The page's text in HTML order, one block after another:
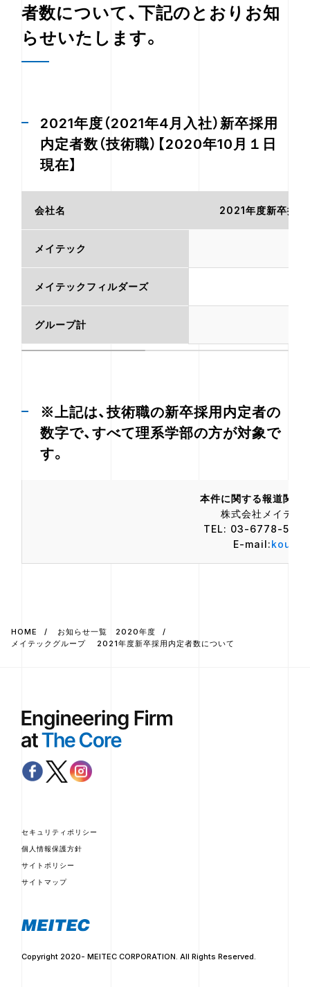
者数について、下記のとおりお知
らせいたします。
2021年度（2021年4月入社）新卒採用
内定者数（技術職）【2020年10月１日
現在】
会社名 2021年度新卒採用
メイテック
メイテックフィルダーズ
グループ計
※上記は、技術職の新卒採用内定者の
数字で、すべて理系学部の方が対象で
す。
本件に関する報道関係
株式会社メイテッ
TEL: 03-6778-
E-mail:
HOME
お知らせ一覧 2020年度
メイテックグループ 2021年度新卒採用内定者数について
セキュリティポリシー
個人情報保護方針
サイトポリシー
サイトマップ
Copyright 2020- MEITEC CORPORATION. All Rights Reserved.